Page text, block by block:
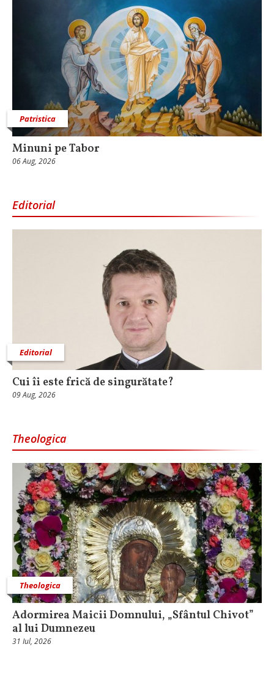
Patristica
Minuni pe Tabor
06 Aug, 2026
Editorial
Editorial
Cui îi este frică de singurătate?
09 Aug, 2026
Theologica
Theologica
Adormirea Maicii Domnului, „Sfântul Chivot”
al lui Dumnezeu
31 Iul, 2026